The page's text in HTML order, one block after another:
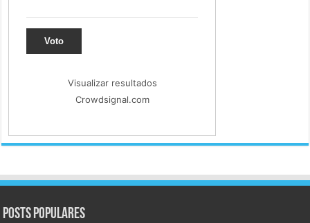
Voto
Visualizar resultados
Crowdsignal.com
Posts populares